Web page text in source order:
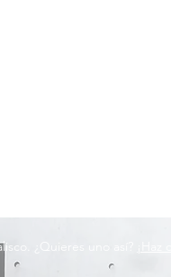
¿Quieres uno así?